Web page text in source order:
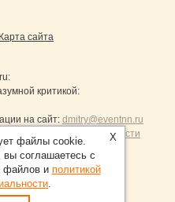
Карта сайта
:
критикой:
на сайт: dmitry@eventnn.ru
конфиденциальности
Санкт-Петербург
X
файлы cookie.
вы соглашаетесь с
файлов и политикой
.